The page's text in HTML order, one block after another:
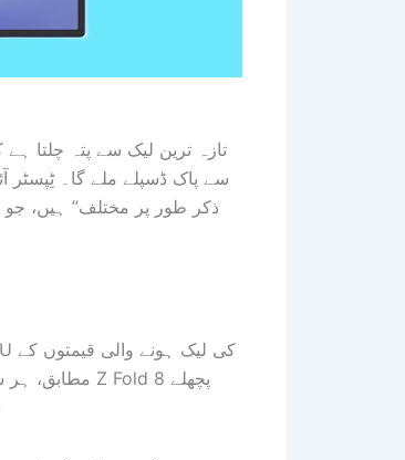
تازہ ترین لیک سے پتہ چلتا
ذکر طور پر مختلف” ہیں، جو